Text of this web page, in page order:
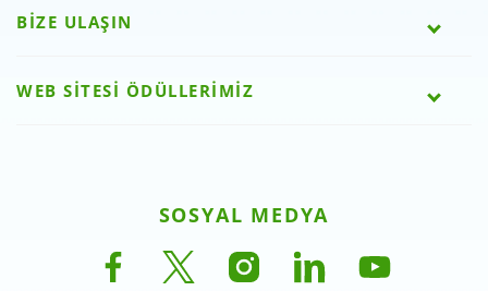
BİZE ULAŞIN
WEB SİTESİ ÖDÜLLERİMİZ
SOSYAL MEDYA